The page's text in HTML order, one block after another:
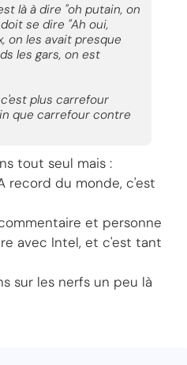
là à dire "oh putain, on
se dire "Ah oui,
on les avait presque
les gars, on est
plus carrefour
que carrefour contre
tout seul mais :
record du monde, c'est
et personne
avec Intel, et c'est tant
sur les nerfs un peu là